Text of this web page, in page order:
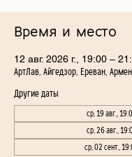
Время и место
12 авг. 2026 г., 19:00 –
АртЛав, Айгедзор, Ереван,
Другие даты
ср, 19 авг.,
ср, 26 авг.,
ср, 02 сент.,